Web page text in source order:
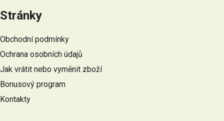
á
p
a
t
í
Stránky
Obchodní podmínky
Ochrana osobních údajů
Jak vrátit nebo vyměnit zboží
Bonusový program
Kontakty